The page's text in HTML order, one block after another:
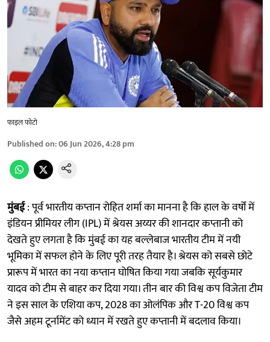
फाइल फोटो
Published on:06 Jun 2026, 4:28 pm
मुंबई: पूर्व भारतीय कप्तान रोहित शर्मा का मानना है कि हाल के वर्षों में
इंडियन प्रीमियर लीग (IPL) में श्रेयस अय्यर की शानदार कप्तानी को
देखते हुए लगता है कि मुंबई का यह बल्लेबाज भारतीय टीम में नयी
भूमिका में सफल होने के लिए पूरी तरह तैयार है। श्रेयस को सबसे छोटे
प्रारूप में भारत का नया कप्तान घोषित किया गया जबकि सूर्यकुमार
यादव को टीम से बाहर कर दिया गया। तीन बार की विश्व कप विजेता टीम
ने इस साल के एशिया कप, 2028 का ओलंपिक और T-20 विश्व कप
जैसे अहम टूर्नामेंट को ध्यान में रखते हुए कप्तानी में बदलाव किया।